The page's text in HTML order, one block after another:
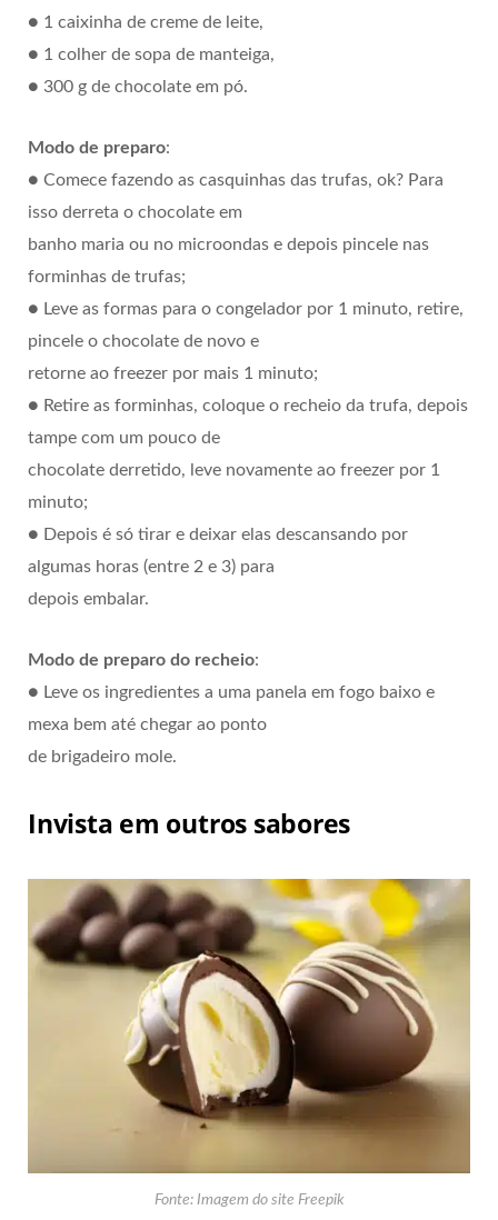
● 1 caixinha de creme de leite,
● 1 colher de sopa de manteiga,
● 300 g de chocolate em pó.
Modo de preparo:
● Comece fazendo as casquinhas das trufas, ok? Para
isso derreta o chocolate em
banho maria ou no microondas e depois pincele nas
forminhas de trufas;
● Leve as formas para o congelador por 1 minuto, retire,
pincele o chocolate de novo e
retorne ao freezer por mais 1 minuto;
● Retire as forminhas, coloque o recheio da trufa, depois
tampe com um pouco de
chocolate derretido, leve novamente ao freezer por 1
minuto;
● Depois é só tirar e deixar elas descansando por
algumas horas (entre 2 e 3) para
depois embalar.
Modo de preparo do recheio:
● Leve os ingredientes a uma panela em fogo baixo e
mexa bem até chegar ao ponto
de brigadeiro mole.
Invista em outros sabores
Fonte: Imagem do site Freepik